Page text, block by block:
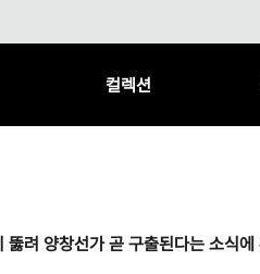
컬렉션
려 양창선가 곧 구출된다는 소식